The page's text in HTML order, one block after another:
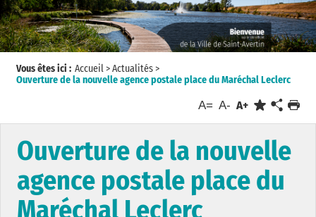
Vous êtes ici : Accueil>Actualités>
Ouverture de la nouvelle agence postale place du Maréchal Leclerc
A= A- A+
Ouverture de la nouvelle
agence postale place du
Maréchal Leclerc